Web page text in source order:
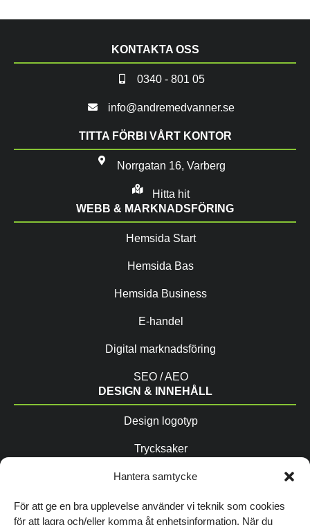
Hantera samtycke
För att ge en bra upplevelse använder vi teknik som cookies
för att lagra och/eller komma åt enhetsinformation. När du
KONTAKTA OSS
0340 - 801 05
info@andremedvanner.se
TITTA FÖRBI VÅRT KONTOR
Norrgatan 16, Varberg
Hitta hit
WEBB & MARKNADSFÖRING
Hemsida Start
Hemsida Bas
Hemsida Business
E-handel
Digital marknadsföring
SEO / AEO
DESIGN & INNEHÅLL
Design logotyp
Trycksaker
Copytexter / AIO
Fotografering